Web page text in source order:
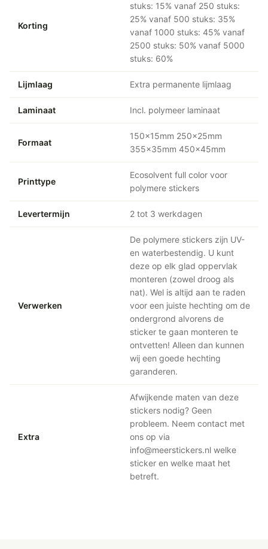
Korting
stuks: 15% vanaf 250 stuks:
25% vanaf 500 stuks: 35%
vanaf 1000 stuks: 45% vanaf
2500 stuks: 50% vanaf 5000
stuks: 60%
Lijmlaag Extra permanente lijmlaag
Laminaat Incl. polymeer laminaat
Formaat
150x15mm 250x25mm
355x35mm 450x45mm
Printtype
Ecosolvent full color voor
polymere stickers
Levertermijn 2 tot 3 werkdagen
Verwerken
De polymere stickers zijn UV-
en waterbestendig. U kunt
deze op elk glad oppervlak
monteren (zowel droog als
nat). Wel is altijd aan te raden
voor een juiste hechting om de
ondergrond alvorens de
sticker te gaan monteren te
ontvetten! Alleen dan kunnen
wij een goede hechting
garanderen.
Extra
Afwijkende maten van deze
stickers nodig? Geen
probleem. Neem contact met
ons op via
info@meerstickers.nl welke
sticker en welke maat het
betreft.